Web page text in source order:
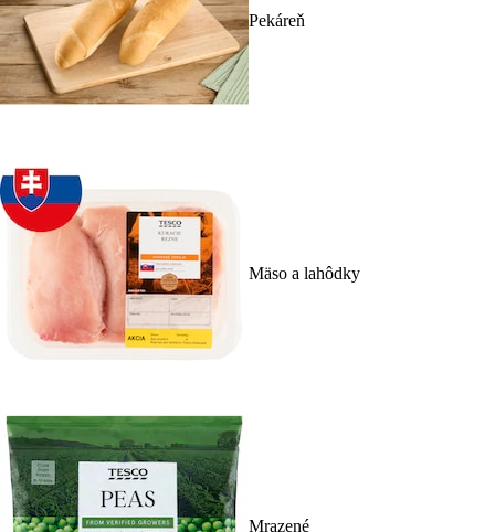
Pekáreň
Mäso a lahôdky
Mrazené